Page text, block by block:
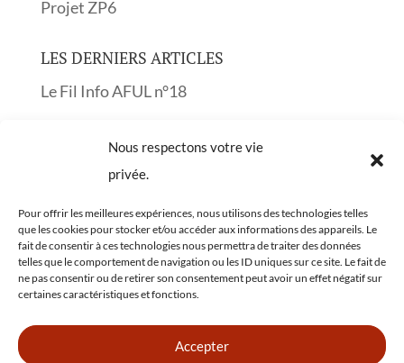
Nous respectons votre vie
privée.
Pour offrir les meilleures expériences, nous utilisons des technologies telles
que les cookies pour stocker et/ou accéder aux informations des appareils. Le
fait de consentir à ces technologies nous permettra de traiter des données
telles que le comportement de navigation ou les ID uniques sur ce site. Le fait de
ne pas consentir ou de retirer son consentement peut avoir un effet négatif sur
certaines caractéristiques et fonctions.
Accepter
Projet ZP6
LES DERNIERS ARTICLES
Le Fil Info AFUL n°18
Réunion publique sur les Obligations Légales
de Débroussaillement OLD
Le Fil Info AFUL n°16
Le Fil Info AFUL n°15